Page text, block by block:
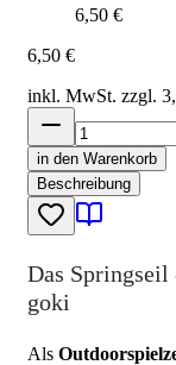
6,50 €
6,50 €
inkl. MwSt. zzgl.
in den Warenkorb
Beschreibung
Das
goki
Als